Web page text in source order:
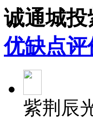
诚通城
优缺点
紫荆辰